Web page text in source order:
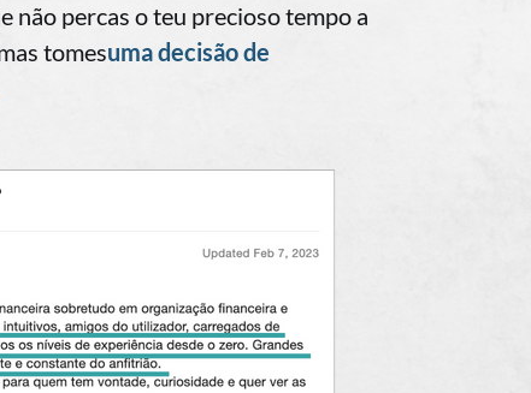
não percas o teu precioso tempo a
tomesuma decisão de